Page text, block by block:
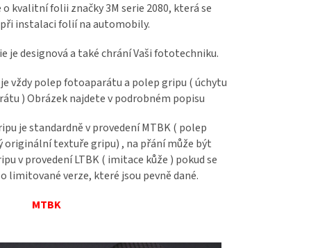
o kvalitní folii značky 3M serie 2080, která se
instalaci folií na automobily.
je designová a také chrání Vaši fototechniku.
vždy polep fotoaparátu a polep gripu ( úchytu
) Obrázek najdete v podrobném popisu
je standardně v provedení MTBK ( polep
originální textuře gripu) , na přání může být
v provedení LTBK ( imitace kůže ) pokud se
limitované verze, které jsou pevně dané.
MTBK